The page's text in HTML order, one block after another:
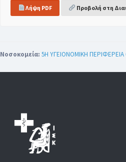
Λήψη PDF Προβολή στη
Νοσοκομεία: 5Η ΥΓΕΙΟΝΟΜΙΚΗ